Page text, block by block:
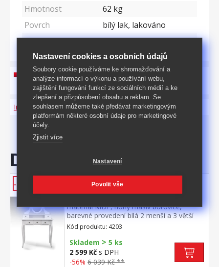
Hmotnost
62 kg
Povrch
bílý lak, lakováno
Materiál
Masiv
návod k montáži ke stažení zde
Informace o produktu a bezpečnosti
Doporučujeme
-56%
Toaletní stolek se zrcadlem
STELLA
materiál MDF, nohy masiv borovice,
barevné provedení bílá 2 menší a 3 větší
zásuvky
Kód produktu: 4203
Skladem > 5 ks
2 599 Kč s DPH
-56% 6 039 Kč **
Nastavení cookies a osobních údajů
Soubory cookie používáme ke shromažďování a
analýze informací o výkonu a používání webu,
zajištění fungování funkcí ze sociálních médií a ke
zlepšení a přizpůsobení obsahu a reklam. Se
souhlasem můžeme také předávat marketingovým
platformám některé osobní údaje pro marketingové
účely.
Zjistit více
Nastavení
Povolit vše